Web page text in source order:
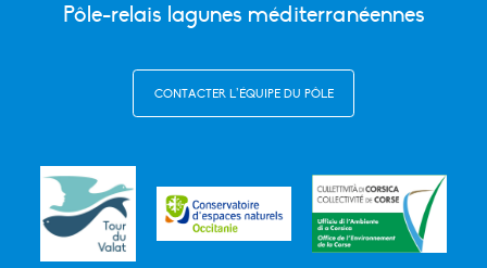
Pôle-relais lagunes méditerranéennes
CONTACTER L’ÉQUIPE DU PÔLE